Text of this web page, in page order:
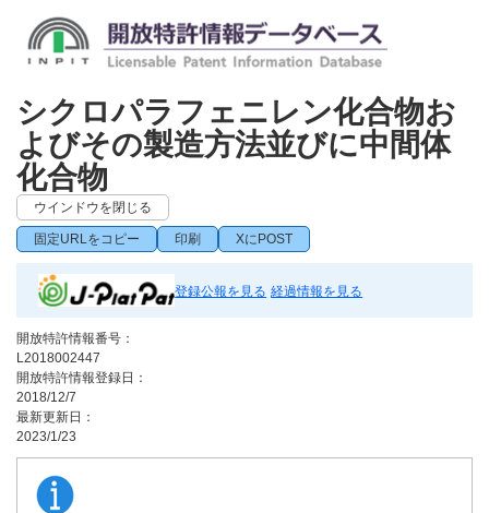
シクロパラフェニレン化合物お
よびその製造方法並びに中間体
化合物
ウインドウを閉じる
固定URLをコピー 印刷 XにPOST
登録公報を見る 経過情報を見る
開放特許情報番号：
L2018002447
開放特許情報登録日：
2018/12/7
最新更新日：
2023/1/23